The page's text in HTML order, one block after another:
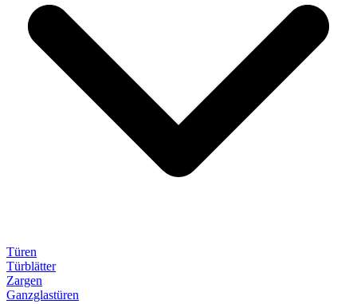
Türen
Türblätter
Zargen
Ganzglastüren